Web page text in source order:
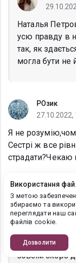
Наталья
усю правду в
так, як
могла бути не
РОзик
27.10.2022,
Я не
Сестрі ж все
страдати?Чекаю
Ксана
РОзик,
будь-якому
зовсім скоро
Використання
З метою
збираємо та
переглядати наш
файлів cookie.
Дозволити